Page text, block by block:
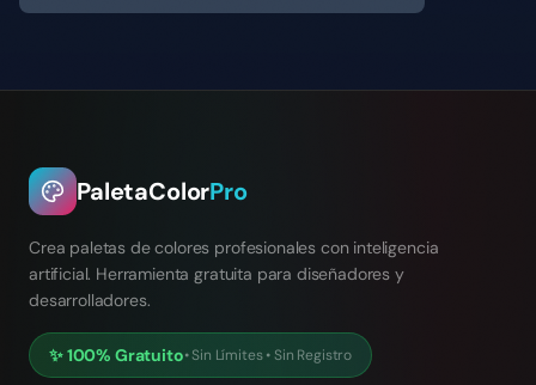
PaletaColorPro
Crea paletas de colores profesionales con inteligencia
artificial. Herramienta gratuita para diseñadores y
desarrolladores.
✨100% Gratuito•Sin Límites• Sin Registro